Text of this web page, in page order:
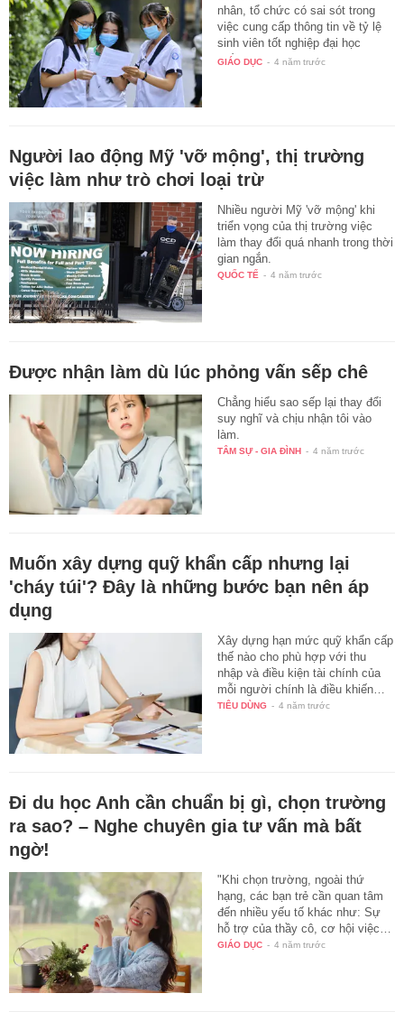
nhân, tổ chức có sai sót trong
việc cung cấp thông tin về tỷ lệ
sinh viên tốt nghiệp đại học
thất…
GIÁO DỤC - 4 năm trước
Người lao động Mỹ 'vỡ mộng', thị trường
việc làm như trò chơi loại trừ
Nhiều người Mỹ 'vỡ mộng' khi
triển vọng của thị trường việc
làm thay đổi quá nhanh trong thời
gian ngắn.
QUỐC TẾ - 4 năm trước
Được nhận làm dù lúc phỏng vấn sếp chê
Chẳng hiểu sao sếp lại thay đổi
suy nghĩ và chịu nhận tôi vào
làm.
TÂM SỰ - GIA ĐÌNH - 4 năm trước
Muốn xây dựng quỹ khẩn cấp nhưng lại
'cháy túi'? Đây là những bước bạn nên áp
dụng
Xây dựng hạn mức quỹ khẩn cấp
thế nào cho phù hợp với thu
nhập và điều kiện tài chính của
mỗi người chính là điều khiến…
TIÊU DÙNG - 4 năm trước
Đi du học Anh cần chuẩn bị gì, chọn trường
ra sao? – Nghe chuyên gia tư vấn mà bất
ngờ!
"Khi chọn trường, ngoài thứ
hạng, các bạn trẻ cần quan tâm
đến nhiều yếu tố khác như: Sự
hỗ trợ của thầy cô, cơ hội việc…
GIÁO DỤC - 4 năm trước